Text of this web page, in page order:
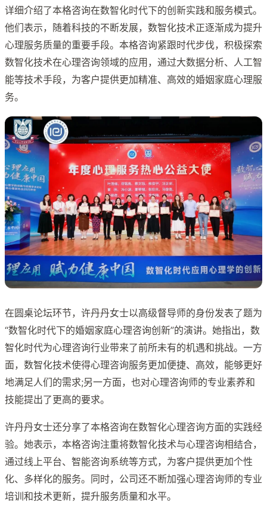
详细介绍了本格咨询在数智化时代下的创新实践和服务模式。
他们表示，随着科技的不断发展，数智化技术正逐渐成为提升
心理服务质量的重要手段。本格咨询紧跟时代步伐，积极探索
数智化技术在心理咨询领域的应用，通过大数据分析、人工智
能等技术手段，为客户提供更加精准、高效的婚姻家庭心理服
务。
在圆桌论坛环节，许丹丹女士以高级督导师的身份发表了题为
“数智化时代下的婚姻家庭心理咨询创新”的演讲。她指出，数
智化时代为心理咨询行业带来了前所未有的机遇和挑战。一方
面，数智化技术使得心理咨询服务更加便捷、高效，能够更好
地满足人们的需求;另一方面，也对心理咨询师的专业素养和
技能提出了更高的要求。
许丹丹女士还分享了本格咨询在数智化心理咨询方面的实践经
验。她表示，本格咨询注重将数智化技术与心理咨询相结合，
通过线上平台、智能咨询系统等方式，为客户提供更加个性
化、多样化的服务。同时，公司还不断加强心理咨询师的专业
培训和技术更新，提升服务质量和水平。